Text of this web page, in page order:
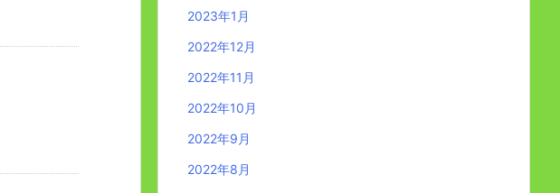
2023年1月
2022年12月
2022年11月
2022年10月
2022年9月
2022年8月